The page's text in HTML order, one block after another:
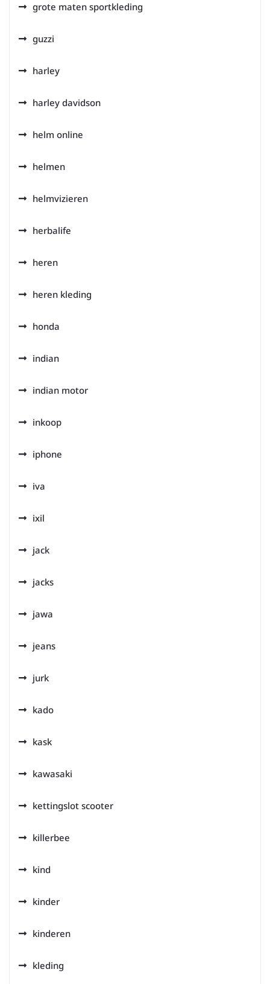
grote maten sportkleding
guzzi
harley
harley davidson
helm online
helmen
helmvizieren
herbalife
heren
heren kleding
honda
indian
indian motor
inkoop
iphone
iva
ixil
jack
jacks
jawa
jeans
jurk
kado
kask
kawasaki
kettingslot scooter
killerbee
kind
kinder
kinderen
kleding